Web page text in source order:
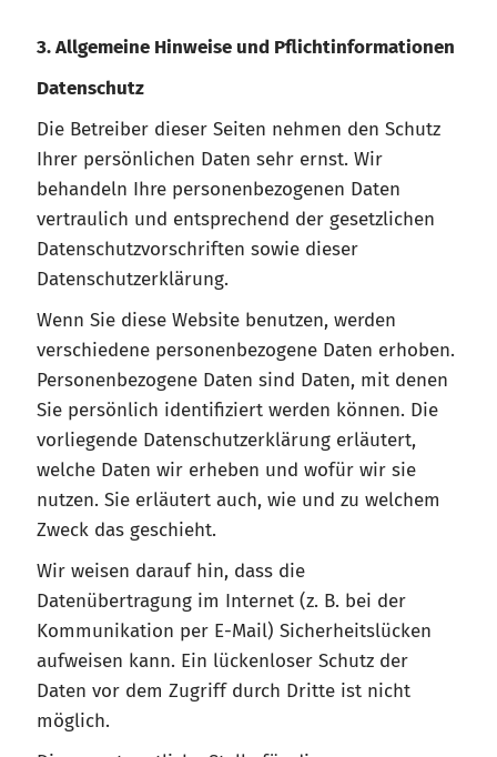
3. Allgemeine Hinweise und Pflichtinformationen
Datenschutz
Die Betreiber dieser Seiten nehmen den Schutz
Ihrer persönlichen Daten sehr ernst. Wir
behandeln Ihre personenbezogenen Daten
vertraulich und entsprechend der gesetzlichen
Datenschutzvorschriften sowie dieser
Datenschutzerklärung.
Wenn Sie diese Website benutzen, werden
verschiedene personenbezogene Daten erhoben.
Personenbezogene Daten sind Daten, mit denen
Sie persönlich identifiziert werden können. Die
vorliegende Datenschutzerklärung erläutert,
welche Daten wir erheben und wofür wir sie
nutzen. Sie erläutert auch, wie und zu welchem
Zweck das geschieht.
Wir weisen darauf hin, dass die
Datenübertragung im Internet (z. B. bei der
Kommunikation per E-Mail) Sicherheitslücken
aufweisen kann. Ein lückenloser Schutz der
Daten vor dem Zugriff durch Dritte ist nicht
möglich.